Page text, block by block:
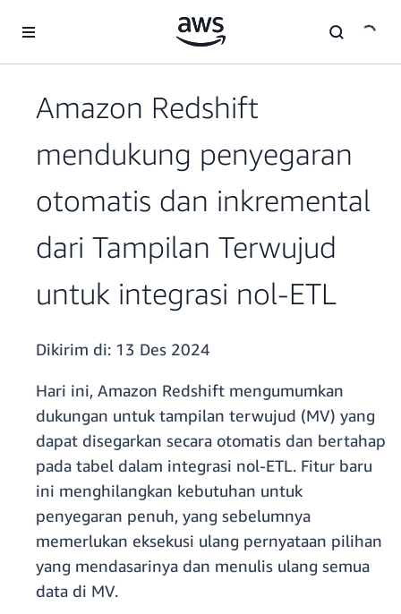
Amazon Redshift
mendukung penyegaran
otomatis dan inkremental
dari Tampilan Terwujud
untuk integrasi nol-ETL
Dikirim di: 13 Des 2024
Hari ini, Amazon Redshift mengumumkan
dukungan untuk tampilan terwujud (MV) yang
dapat disegarkan secara otomatis dan bertahap
pada tabel dalam integrasi nol-ETL. Fitur baru
ini menghilangkan kebutuhan untuk
penyegaran penuh, yang sebelumnya
memerlukan eksekusi ulang pernyataan pilihan
yang mendasarinya dan menulis ulang semua
data di MV.